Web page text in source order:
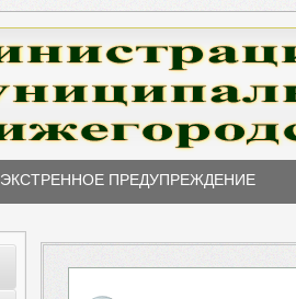
ЭКСТРЕННОЕ ПРЕДУПРЕЖДЕНИЕ